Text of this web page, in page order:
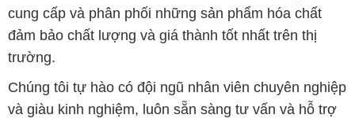
và giàu kinh nghiệm, luôn sẵn sàng tư vấn và hỗ trợ
khách hàng một cách chuyên nghiệp. Đội ngũ của
chúng tôi đảm bảo mang lại sự hài lòng và thành
công cho khách hàng.
Để biết thêm thông tin chi tiết và được tư vấn, quý